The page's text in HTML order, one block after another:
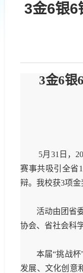
3金6银6
3金6银
5月 31 日，
赛事共吸引全省
辩。我校获3项金
活动由团省
协会、省社会科
本届“挑战
发展、文化创意